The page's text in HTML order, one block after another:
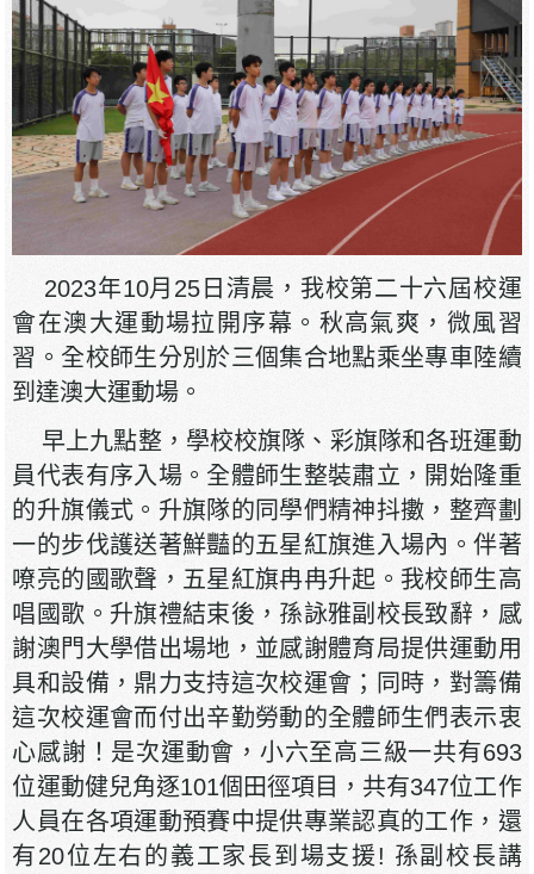
2023年10月25日清晨，我校第二十六屆校運
會在澳大運動場拉開序幕。秋高氣爽，微風習
習。全校師生分別於三個集合地點乘坐專車陸續
到達澳大運動場。
早上九點整，學校校旗隊、彩旗隊和各班運動
員代表有序入場。全體師生整裝肅立，開始隆重
的升旗儀式。升旗隊的同學們精神抖擻，整齊劃
一的步伐護送著鮮豔的五星紅旗進入場內。伴著
嘹亮的國歌聲，五星紅旗冉冉升起。我校師生高
唱國歌。升旗禮結束後，孫詠雅副校長致辭，感
謝澳門大學借出場地，並感謝體育局提供運動用
具和設備，鼎力支持這次校運會；同時，對籌備
這次校運會而付出辛勤勞動的全體師生們表示衷
心感謝！是次運動會，小六至高三級一共有693
位運動健兒角逐101個田徑項目，共有347位工作
人員在各項運動預賽中提供專業認真的工作，還
有20位左右的義工家長到場支援! 孫副校長講